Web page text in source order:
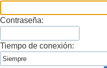
Contraseña:
Tiempo de conexión: